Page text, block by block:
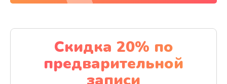
Заказать
Замена полифонического динамика
390 руб.
Скидка 20% по
предварительной